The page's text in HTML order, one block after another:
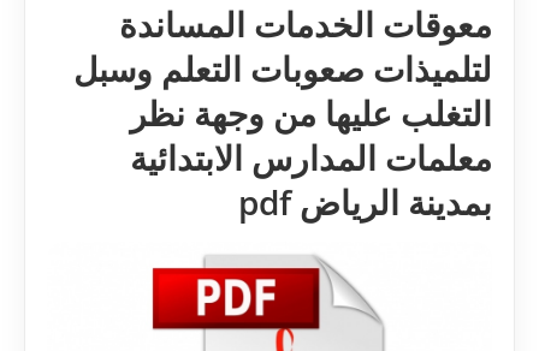
معوقات الخدمات المساندة
لتلميذات صعوبات التعلم وسبل
التغلب عليھا من وجھة نظر
معلمات المدارس الابتدائية
بمدينة الرياض pdf